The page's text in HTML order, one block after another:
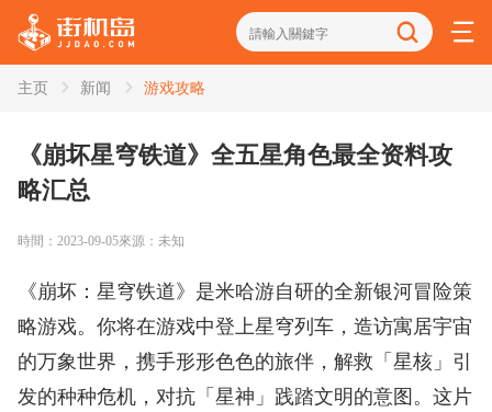
資訊
街機秘籍 街機人物 街機雜談
街機出招
家機攻略
主页 新闻 游戏攻略
《崩坏星穹铁道》全五星角色最全资料攻
略汇总
時間：2023-09-05來源：未知
《崩坏：星穹铁道》是米哈游自研的全新银河冒险策
略游戏。你将在游戏中登上星穹列车，造访寓居宇宙
的万象世界，携手形形色色的旅伴，解救「星核」引
发的种种危机，对抗「星神」践踏文明的意图。这片